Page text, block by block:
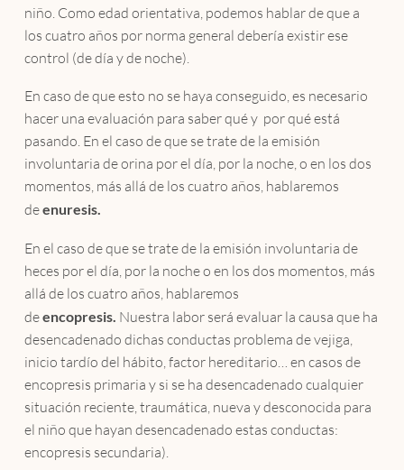
niño. Como edad orientativa, podemos hablar de que a
los cuatro años por norma general debería existir ese
control (de día y de noche).
En caso de que esto no se haya conseguido, es necesario
hacer una evaluación para saber qué y por qué está
pasando. En el caso de que se trate de la emisión
involuntaria de orina por el día, por la noche, o en los dos
momentos, más allá de los cuatro años, hablaremos
deenuresis.
En el caso de que se trate de la emisión involuntaria de
heces por el día, por la noche o en los dos momentos, más
allá de los cuatro años, hablaremos
deencopresis. Nuestra labor será evaluar la causa que ha
desencadenado dichas conductas problema de vejiga,
inicio tardío del hábito, factor hereditario… en casos de
encopresis primaria y si se ha desencadenado cualquier
situación reciente, traumática, nueva y desconocida para
el niño que hayan desencadenado estas conductas:
encopresis secundaria).